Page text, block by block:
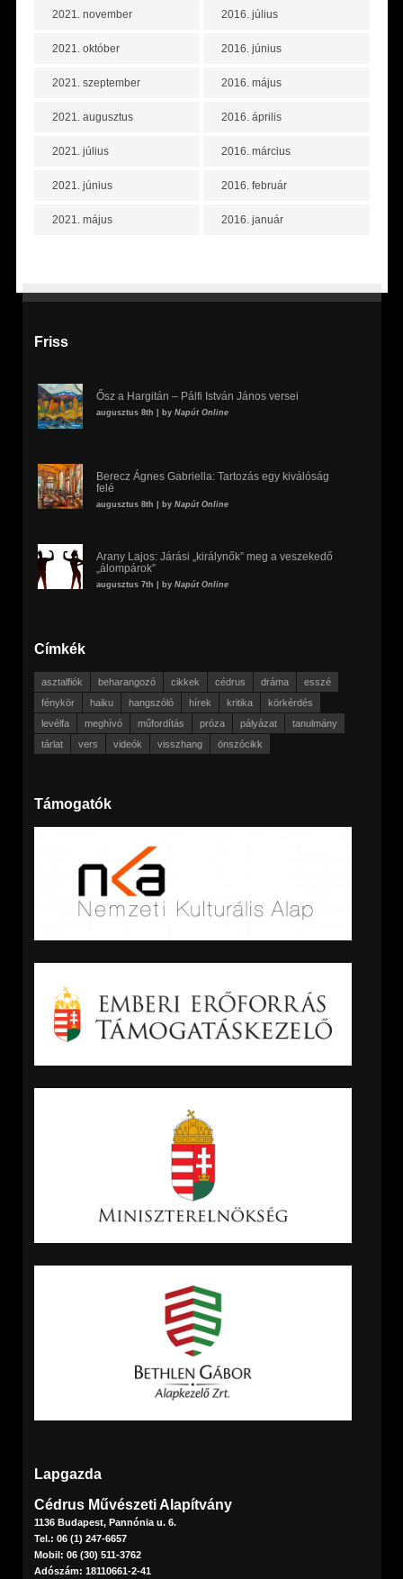
2021. november
2021. október
2021. szeptember
2021. augusztus
2021. július
2021. június
2021. május
2016. július
2016. június
2016. május
2016. április
2016. március
2016. február
2016. január
Friss
Ősz a Hargitán – Pálfi István János versei
augusztus 8th | by Napút Online
Berecz Ágnes Gabriella: Tartozás egy kiválóság
felé
augusztus 8th | by Napút Online
Arany Lajos: Járási „királynők” meg a veszekedő
„álompárok”
augusztus 7th | by Napút Online
Címkék
asztalfiók beharangozó cikkek cédrus dráma
esszé
fénykör
haiku hangszóló hírek kritika
körkérdés
levélfa
meghívó műfordítás próza pályázat
tanulmány
tárlat
vers videók visszhang önszócikk
Támogatók
Lapgazda
Cédrus Művészeti Alapítvány
1136 Budapest, Pannónia u. 6.
Tel.: 06 (1) 247-6657
Mobil: 06 (30) 511-3762
Adószám: 18110661-2-41